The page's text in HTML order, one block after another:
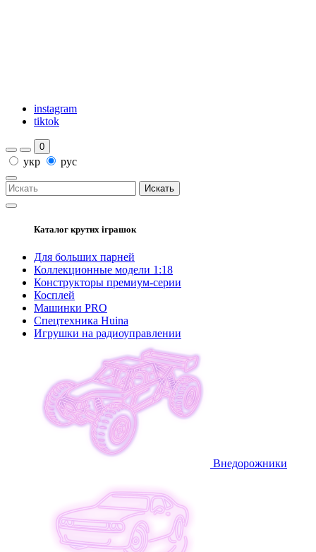
instagram
tiktok
0
укр рус
Искать
Каталог крутих іграшок
Для больших парней
Коллекционные модели 1:18
Конструкторы премиум-серии
Косплей
Машинки PRO
Спецтехника Huina
Игрушки на радиоуправлении
Внедорожники